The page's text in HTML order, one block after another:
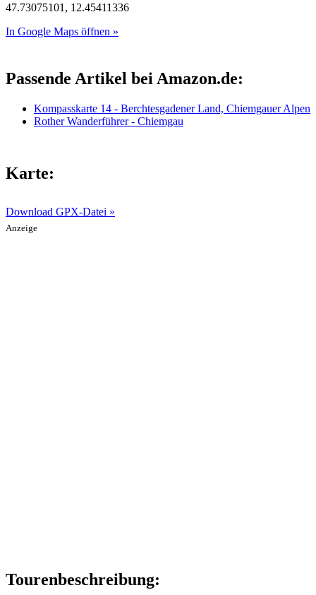
47.73075101, 12.45411336
In Google Maps öffnen »
Passende Artikel bei Amazon.de:
Kompasskarte 14 - Berchtesgadener Land, Chiemgauer Alpen
Rother Wanderführer - Chiemgau
Karte:
Download GPX-Datei »
Anzeige
Tourenbeschreibung: